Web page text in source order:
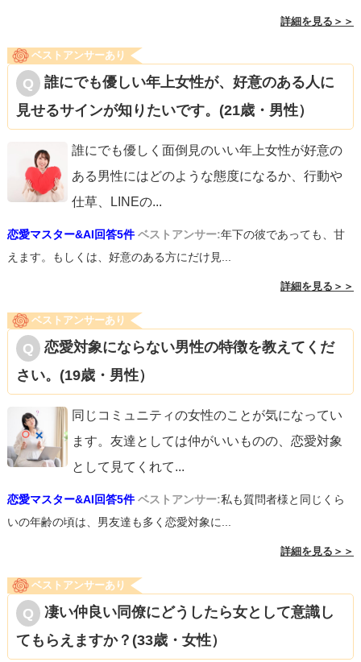
詳細を見る＞＞
ベストアンサーあり
誰にでも優しい年上女性が、好意のある人に
見せるサインが知りたいです。(21歳・男性）
誰にでも優しく面倒見のいい年上女性が好意の
ある男性にはどのような態度になるか、行動や
仕草、LINEの...
恋愛マスター&AI回答5件 ベストアンサー:年下の彼であっても、甘
えます。もしくは、好意のある方にだけ見...
詳細を見る＞＞
ベストアンサーあり
恋愛対象にならない男性の特徴を教えてくだ
さい。(19歳・男性）
同じコミュニティの女性のことが気になってい
ます。友達としては仲がいいものの、恋愛対象
として見てくれて...
恋愛マスター&AI回答5件 ベストアンサー:私も質問者様と同じくら
いの年齢の頃は、男友達も多く恋愛対象に...
詳細を見る＞＞
ベストアンサーあり
凄い仲良い同僚にどうしたら女として意識し
てもらえますか？(33歳・女性）